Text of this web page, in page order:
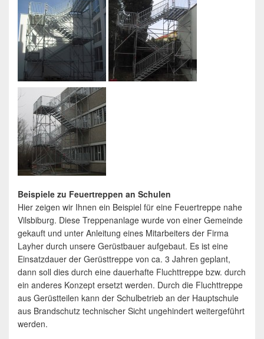
Beispiele zu Feuertreppen an Schulen
Hier zeigen wir Ihnen ein Beispiel für eine Feuertreppe nahe
Vilsbiburg. Diese Treppenanlage wurde von einer Gemeinde
gekauft und unter Anleitung eines Mitarbeiters der Firma
Layher durch unsere Gerüstbauer aufgebaut. Es ist eine
Einsatzdauer der Gerüsttreppe von ca. 3 Jahren geplant,
dann soll dies durch eine dauerhafte Fluchttreppe bzw. durch
ein anderes Konzept ersetzt werden. Durch die Fluchttreppe
aus Gerüstteilen kann der Schulbetrieb an der Hauptschule
aus Brandschutz technischer Sicht ungehindert weitergeführt
werden.